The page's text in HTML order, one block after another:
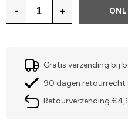
- +
Gratis verzending bij
90 dagen retourrecht
Retourverzending